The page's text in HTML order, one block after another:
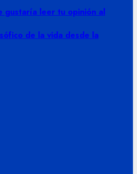
gustaría leer tu opinión al
de la vida desde la